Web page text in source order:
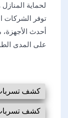
لحماية
توفر الشركات
أحدث الأجهزة،
على المدى
كشف تسربات
كشف تسربات